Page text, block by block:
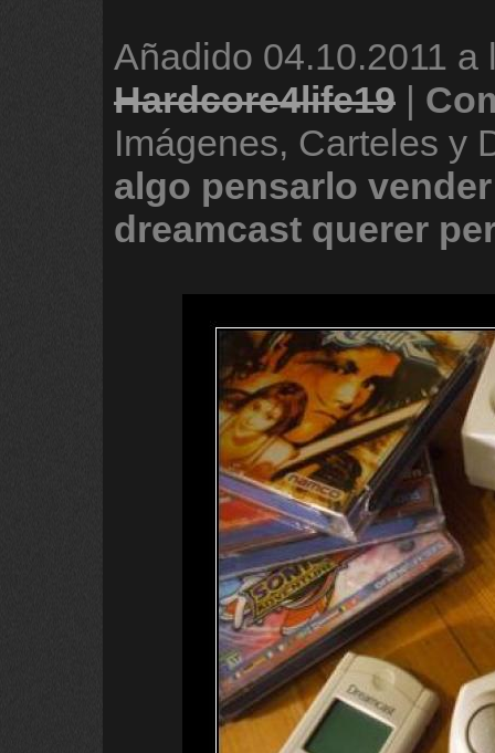
Añadido 04.10.2011 a
Hardcore4life19 |
Imágenes, Carteles y
algo pensarlo vender
dreamcast querer